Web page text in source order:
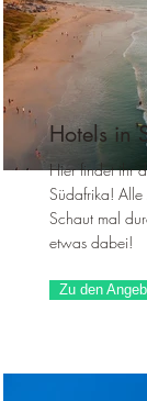
Hotels in
Hier findet ihr
Südafrika!
Schaut mal
etwas dabei!
Zu den